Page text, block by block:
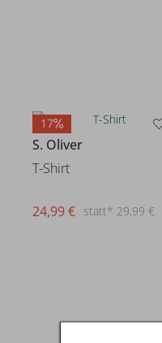
17
S. Oliver
T-Shirt
statt* 29,99 €
24,99 €